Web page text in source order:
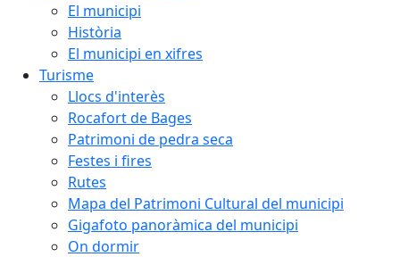
El municipi
Història
El municipi en xifres
Turisme
Llocs d'interès
Rocafort de Bages
Patrimoni de pedra seca
Festes i fires
Rutes
Mapa del Patrimoni Cultural del municipi
Gigafoto panoràmica del municipi
On dormir